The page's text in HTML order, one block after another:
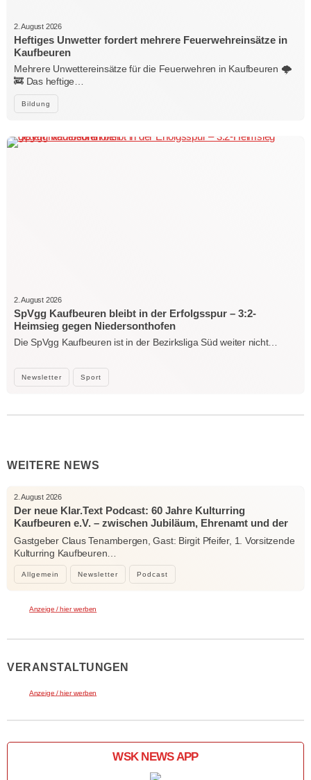
Bildung
2. August 2026
Heftiges Unwetter fordert mehrere Feuerwehreinsätze in
Kaufbeuren
Mehrere Unwettereinsätze für die Feuerwehren in Kaufbeuren 🌩️
🚒 Das heftige…
Newsletter Sport
2. August 2026
SpVgg Kaufbeuren bleibt in der Erfolgsspur – 3:2-
Heimsieg gegen Niedersonthofen
Die SpVgg Kaufbeuren ist in der Bezirksliga Süd weiter nicht…
WEITERE NEWS
Allgemein Newsletter Podcast
2. August 2026
Der neue Klar.Text Podcast: 60 Jahre Kulturring
Kaufbeuren e.V. – zwischen Jubiläum, Ehrenamt und der
Kraft der Kultur
Gastgeber Claus Tenambergen, Gast: Birgit Pfeifer, 1. Vorsitzende
Kulturring Kaufbeuren…
Anzeige / hier werben
VERANSTALTUNGEN
Anzeige / hier werben
WSK NEWS APP